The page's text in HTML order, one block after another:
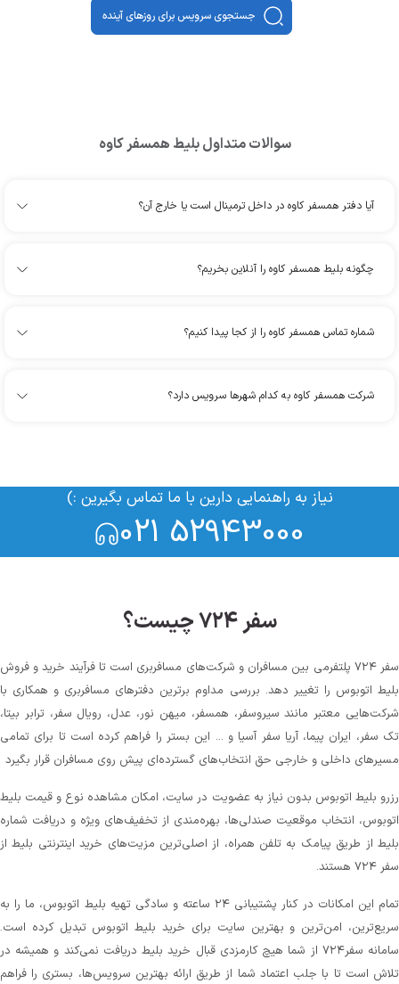
جستجوی سرویس برای روزهای آینده
سوالات متداول بلیط همسفر کاوه
آیا دفتر همسفر کاوه در داخل ترمینال است یا خارج آن؟
چگونه بلیط همسفر کاوه را آنلاین بخریم؟
شماره تماس همسفر کاوه را از کجا پیدا کنیم؟
شرکت همسفر کاوه به کدام شهرها سرویس دارد؟
نیاز به راهنمایی دارین با ما تماس بگیرین :)
021 52943000
سفر ۷۲۴ چیست؟
سفر ۷۲۴ پلتفرمی بین مسافران و شرکت‌های مسافربری است تا فرآیند خرید و فروش
اتوبوس را تغییر دهد. بررسی مداوم برترین دفترهای مسافربری و همکاری با
معتبر مانند سیروسفر، همسفر، میهن‌ نور، عدل، رویال سفر، ترابر بیتا،
سفر، ایران پیما، آریا سفر آسیا و ... این بستر را فراهم کرده است تا برای تمامی
داخلی و خارجی حق انتخاب‌های گسترده‌ای پیش روی مسافران قرار بگیرد
بلیط اتوبوس بدون نیاز به عضویت در سایت، امکان مشاهده نوع و قیمت بلیط
انتخاب موقعیت صندلی‌ها، بهره‌مندی از تخفیف‌های ویژه و دریافت شماره‌
از طریق پیامک به تلفن همراه، از اصلی‌ترین مزیت‌های خرید اینترنتی بلیط از
هستند.
تمام این امکانات در کنار پشتیبانی‌ ۲۴ ساعته و سادگی تهیه بلیط اتوبوس، ما را به
امن‌ترین و بهترین سایت برای خرید بلیط اتوبوس تبدیل کرده است.
سامانه سفر۷۲۴ از شما هیچ کارمزدی قبال خرید بلیط دریافت نمی‌کند و همیشه در
است تا با جلب اعتماد شما از طریق ارائه بهترین سرویس‌ها، بستری را فراهم